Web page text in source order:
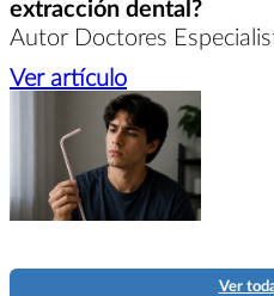
extracción dental?
Autor Doctores
Ver artículo
Ver